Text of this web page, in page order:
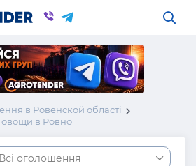
в Ровенской області
в Ровно
Всі оголошення